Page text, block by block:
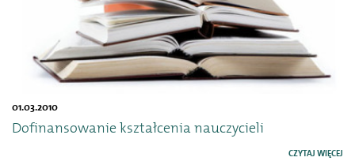
01.03.2010
Dofinansowanie kształcenia nauczycieli
CZYTAJ WIĘCEJ